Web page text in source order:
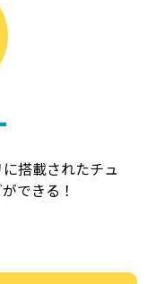
搭載されたチュ
できる！